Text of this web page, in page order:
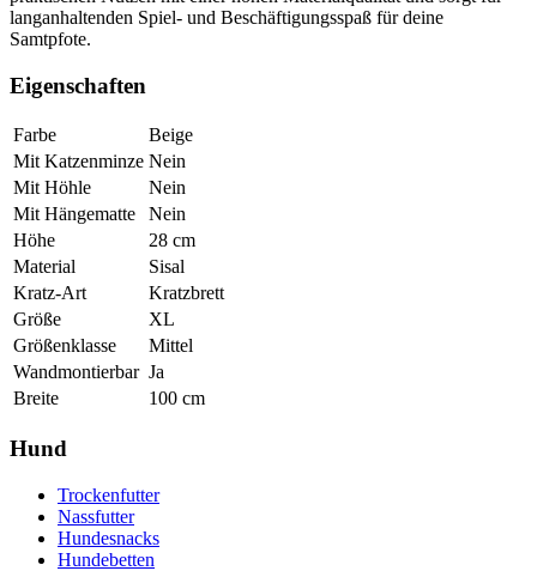
langanhaltenden Spiel- und Beschäftigungsspaß für deine
Samtpfote.
Eigenschaften
Farbe
Beige
Mit Katzenminze Nein
Mit Höhle
Nein
Mit Hängematte
Nein
Höhe
28 cm
Material
Sisal
Kratz-Art
Kratzbrett
Größe
XL
Größenklasse
Mittel
Wandmontierbar Ja
Breite
100 cm
Hund
Trockenfutter
Nassfutter
Hundesnacks
Hundebetten